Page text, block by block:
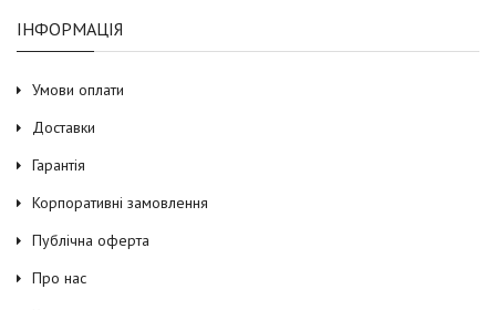
ІНФОРМАЦІЯ
Умови оплати
Доставки
Гарантія
Корпоративні замовлення
Публічна оферта
Про нас